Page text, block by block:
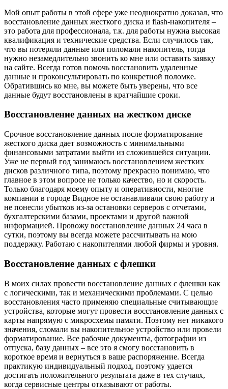
Мой опыт работы в этой сфере уже неоднократно доказал, что
восстановление данных жесткого диска и flash-накопителя –
это работа для профессионала, т.к. для работы нужна высокая
квалификация и технические средства. Если случилось так,
что вы потеряли данные или поломали накопитель, тогда
нужно незамедлительно звонить ко мне или оставить заявку
на сайте. Всегда готов помочь восстановить удаленные
данные и проконсультировать по конкретной поломке.
Обратившись ко мне, вы можете быть уверены, что все
данные будут восстановлены в кратчайшие сроки.
Восстановление данных на жестком диске
Срочное восстановление данных после форматирование
жесткого диска дает возможность с минимальными
финансовыми затратами выйти из сложившейся ситуации.
Уже не первый год занимаюсь восстановлением жестких
дисков различного типа, поэтому прекрасно понимаю, что
главное в этом вопросе не только качество, но и скорость.
Только благодаря моему опыту и оперативности, многие
компании в городе Видное не останавливали свою работу и
не понесли убытков из-за остановки серверов с отчетами,
бухгалтерскими базами, проектами и другой важной
информацией. Провожу восстановление данных 24 часа в
сутки, поэтому вы всегда можете рассчитывать на мою
поддержку. Работаю с накопителями любой фирмы и уровня.
Восстановление данных с флешки
В моих силах провести восстановление данных с флешки как
с логическими, так и механическими проблемами. С целью
восстановления часто применяю специальные считывающие
устройства, которые могут провести восстановление данных с
карты напрямую с микросхемы памяти. Поэтому нет никакого
значения, сломали вы накопительное устройство или провели
форматирование. Все рабочие документы, фотографии из
отпуска, базу данных – все это я смогу восстановить в
короткое время и вернуться в ваше распоряжение. Всегда
практикую индивидуальный подход, поэтому удается
достигать положительного результата даже в тех случаях,
когда сервисные центры отказывают от работы.